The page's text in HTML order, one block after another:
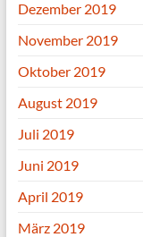
Dezember 2019
November 2019
Oktober 2019
August 2019
Juli 2019
Juni 2019
April 2019
März 2019